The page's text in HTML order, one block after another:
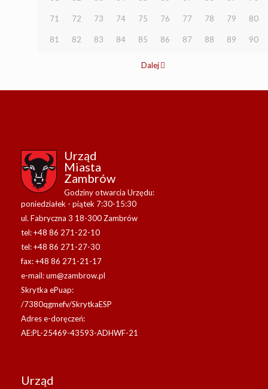
71 72 73 74 75 76 77 78 79 80
81 82 83 84 85 86 87 88 89 90
Dalej
Urząd
Miasta
Zambrów
Godziny otwarcia Urzędu:
poniedziałek - piątek 7:30-15:30
ul. Fabryczna 3 18-300 Zambrów
tel: +48 86 271-22-10
tel: +48 86 271-27-30
fax: +48 86 271-21-17
e-mail:um@zambrow.pl
Skrytka ePuap:
/7380qgmefv/SkrytkaESP
Adres e-doręczeń:
AE:PL-25469-43593-ADHWF-21
Urząd